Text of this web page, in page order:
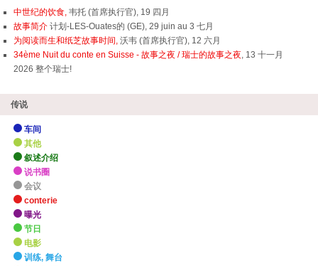
中世纪的饮食, 韦托 (首席执行官), 19 四月
故事简介 计划-LES-Ouates的 (GE), 29 juin au 3 七月
为阅读而生和纸芝故事时间, 沃韦 (首席执行官), 12 六月
34ème Nuit du conte en Suisse - 故事之夜 / 瑞士的故事之夜, 13 十一月
2026 整个瑞士!
传说
车间
其他
叙述介绍
说书圈
会议
conterie
曝光
节日
电影
训练, 舞台